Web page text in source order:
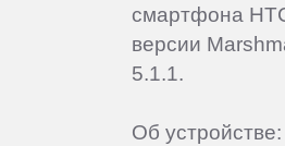
смартфона
версии
5.1.1.
Об устройстве: